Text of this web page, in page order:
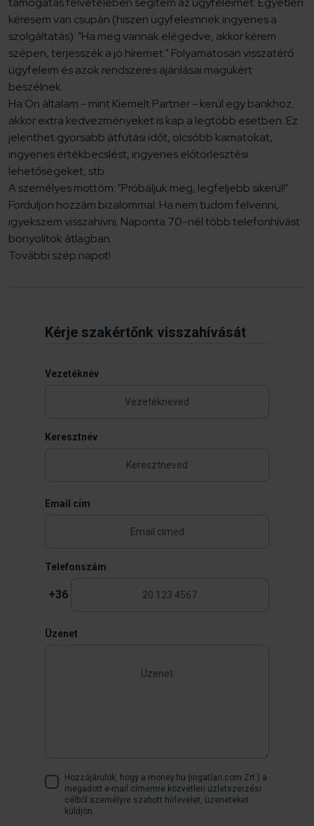
kérésem van csupán (hiszen ügyfeleimnek ingyenes a
szolgáltatás): "Ha meg vannak elégedve, akkor kérem
szépen, terjesszék a jó híremet." Folyamatosan visszatérő
ügyfeleim és azok rendszeres ajánlásai magukért
beszélnek.
Ha Ön általam - mint Kiemelt Partner - kerül egy bankhoz,
akkor extra kedvezményeket is kap a legtöbb esetben. Ez
jelenthet gyorsabb átfutási időt, olcsóbb kamatokat,
ingyenes értékbecslést, ingyenes előtörlesztési
lehetőségeket, stb.
A személyes mottóm: "Próbáljuk meg, legfeljebb sikerül!"
Forduljon hozzám bizalommal. Ha nem tudom felvenni,
igyekszem visszahívni. Naponta 70-nél több telefonhívást
bonyolítok átlagban.
További szép napot!
Kérje szakértőnk visszahívását
Vezetéknév
Keresztnév
Email cím
Telefonszám
+36
Üzenet
Hozzájárulok, hogy a money.hu (ingatlan.com Zrt.) a
megadott e-mail címemre közvetlen üzletszerzési
célból személyre szabott hírlevelet, üzeneteket
küldjön.